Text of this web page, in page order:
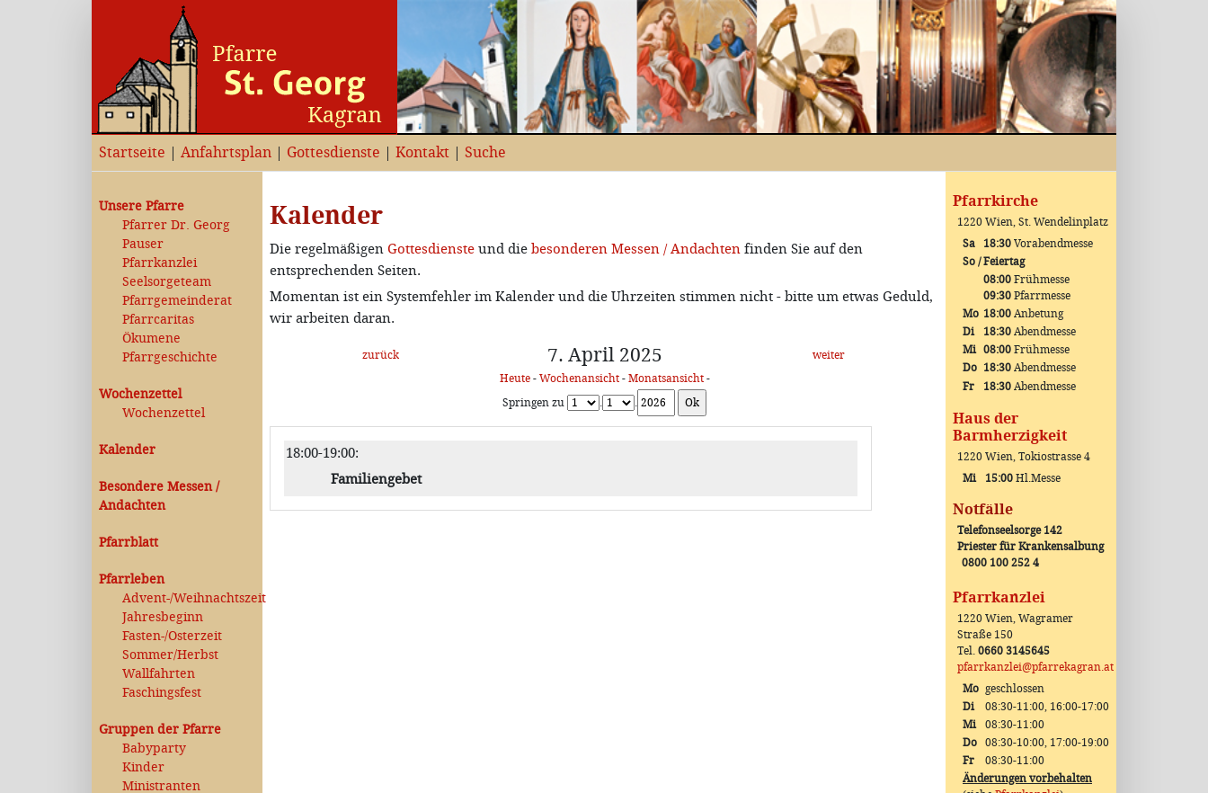
Startseite | Anfahrtsplan | Gottesdienste | Kontakt | Suche
Unsere Pfarre
Pfarrer Dr. Georg
Pauser
Pfarrkanzlei
Seelsorgeteam
Pfarrgemeinderat
Pfarrcaritas
Ökumene
Pfarrgeschichte
Wochenzettel
Wochenzettel
Kalender
Besondere Messen /
Andachten
Pfarrblatt
Pfarrleben
Advent-/Weihnachtszeit
Jahresbeginn
Fasten-/Osterzeit
Sommer/Herbst
Wallfahrten
Faschingsfest
Gruppen der Pfarre
Babyparty
Kinder
Ministranten
Kalender
Die regelmäßigen Gottesdienste und die besonderen Messen / Andachten finden Sie auf den
entsprechenden Seiten.
Momentan ist ein Systemfehler im Kalender und die Uhrzeiten stimmen nicht - bitte um etwas Geduld,
wir arbeiten daran.
zurück 7. April 2025
weiter
Heute- Wochenansicht- Monatsansicht-
Springen zu
. .
18:00-19:00:
Familiengebet
Pfarrkirche
1220 Wien, St. Wendelinplatz
Sa
18:30 Vorabendmesse
So / Feiertag
08:00 Frühmesse
09:30 Pfarrmesse
Mo 18:00 Anbetung
Di
18:30 Abendmesse
Mi 08:00 Frühmesse
Do 18:30 Abendmesse
Fr
18:30 Abendmesse
Haus der
Barmherzigkeit
1220 Wien, Tokiostrasse 4
Mi
15:00 Hl.Messe
Notfälle
Telefonseelsorge 142
Priester für Krankensalbung
0800 100 252 4
Pfarrkanzlei
1220 Wien, Wagramer
Straße 150
Tel. 0660 3145645
pfarrkanzlei@pfarrekagran.at
Mo geschlossen
Di
08:30-11:00, 16:00-17:00
Mi
08:30-11:00
Do
08:30-10:00, 17:00-19:00
Fr
08:30-11:00
Änderungen vorbehalten